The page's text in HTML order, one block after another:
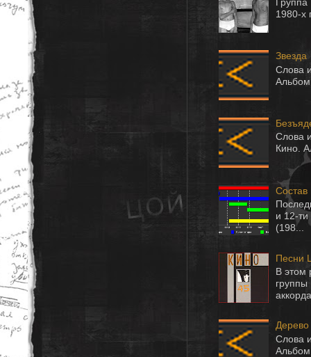
1980-
Звезда
Слова
Слова
Кино.
и 12-
(198...
Песни
В этом
Дерево
Слова